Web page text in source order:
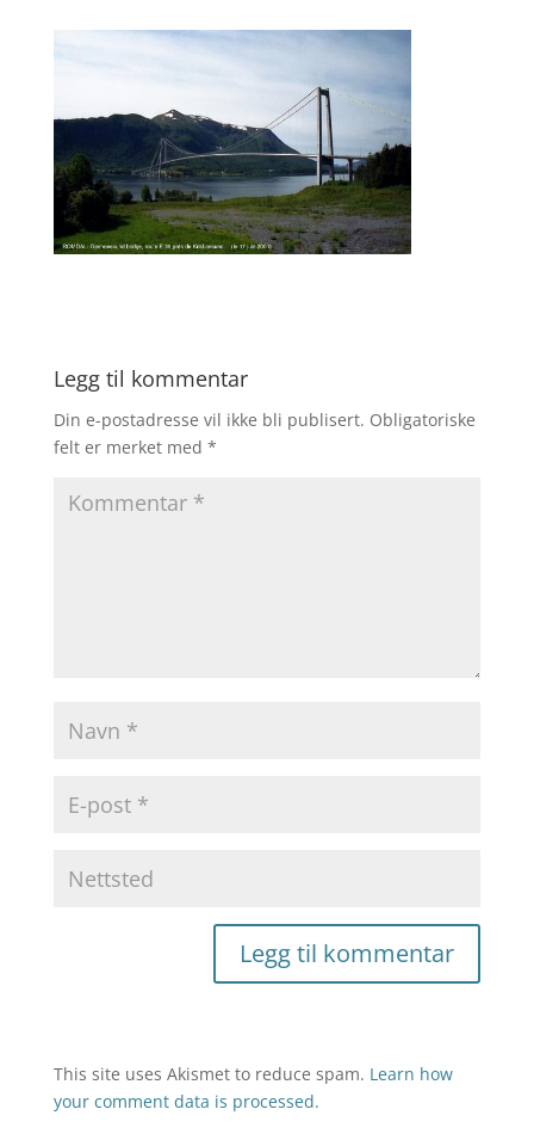
Legg til kommentar
Din e-postadresse vil ikke bli publisert. Obligatoriske
felt er merket med *
This site uses Akismet to reduce spam. Learn how
your comment data is processed.